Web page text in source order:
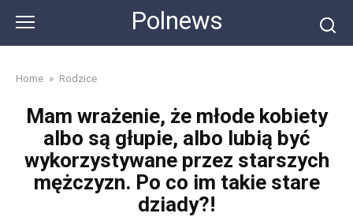
content
Polnews
Home » Rodzice
Mam wrażenie, że młode kobiety
albo są głupie, albo lubią być
wykorzystywane przez starszych
mężczyzn. Po co im takie stare
dziady?!